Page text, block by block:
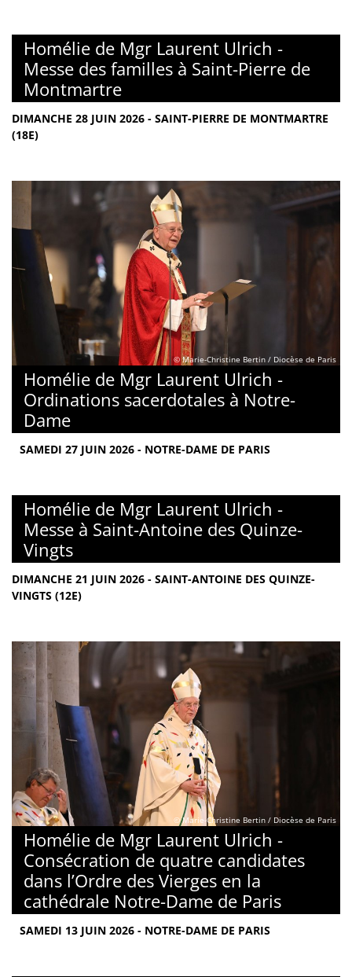
Homélie de Mgr Laurent Ulrich -
Messe des familles à Saint-Pierre de
Montmartre
DIMANCHE 28 JUIN 2026 - SAINT-PIERRE DE MONTMARTRE
(18E)
© Marie-Christine Bertin / Diocèse de Paris
Homélie de Mgr Laurent Ulrich -
Ordinations sacerdotales à Notre-
Dame
SAMEDI 27 JUIN 2026 - NOTRE-DAME DE PARIS
Homélie de Mgr Laurent Ulrich -
Messe à Saint-Antoine des Quinze-
Vingts
DIMANCHE 21 JUIN 2026 - SAINT-ANTOINE DES QUINZE-
VINGTS (12E)
© Marie-Christine Bertin / Diocèse de Paris
Homélie de Mgr Laurent Ulrich -
Consécration de quatre candidates
dans l’Ordre des Vierges en la
cathédrale Notre-Dame de Paris
SAMEDI 13 JUIN 2026 - NOTRE-DAME DE PARIS